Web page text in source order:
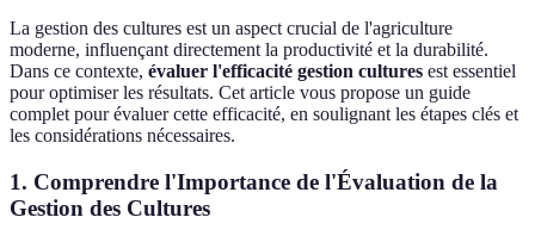
La gestion des cultures est un aspect crucial de l'agriculture
moderne, influençant directement la productivité et la durabilité.
Dans ce contexte, évaluer l'efficacité gestion cultures est essentiel
pour optimiser les résultats. Cet article vous propose un guide
complet pour évaluer cette efficacité, en soulignant les étapes clés et
les considérations nécessaires.
1. Comprendre l'Importance de l'Évaluation de la
Gestion des Cultures